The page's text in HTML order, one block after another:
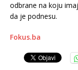
odbrane na koju
da je podnesu.
Fokus.ba